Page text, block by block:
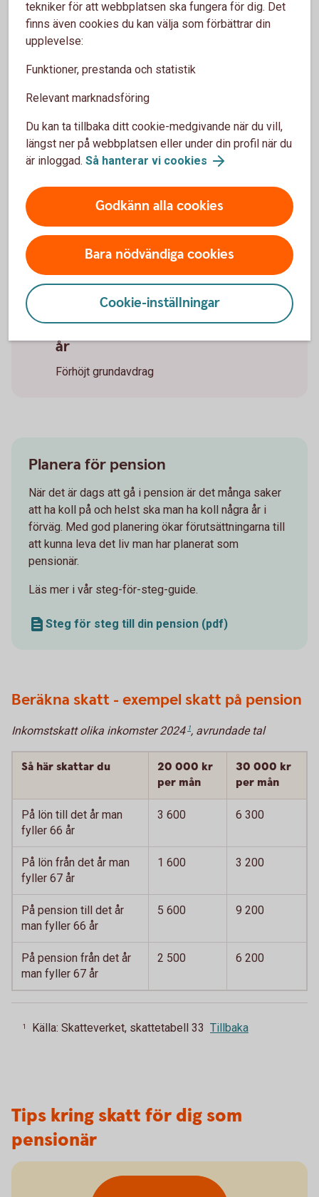
pensionsålder, säger Madelén Falkenhäll,
Swedbanks hållbarhetsekonom.
Olika typer av skatteavdrag på
pension och lön
Lön till det år man fyller 66 år
Lön från det år man fyller 67 år
Förhöjt grundavdrag, förhöjt jobbskatteavdrag
Pension till det år man fyller 66 år
Vanligt grundavdrag
Pension från det år man fyller 67
år
Förhöjt grundavdrag
Planera för pension
När det är dags att gå i pension är det många saker
att ha koll på och helst ska man ha koll några år i
förväg. Med god planering ökar förutsättningarna till
att kunna leva det liv man har planerat som
pensionär.
Läs mer i vår steg-för-steg-guide.
Steg för steg till din pension (pdf)
Beräkna skatt - exempel skatt på pension
Inkomstskatt olika inkomster 2024 1, avrundade tal
Så här skattar du
20 000 kr
per mån
30 000 kr
per mån
På lön till det år man
fyller 66 år
3 600 6 300
På lön från det år man
fyller 67 år
1 600 3 200
På pension till det år
man fyller 66 år
5 600 9 200
På pension från det år
man fyller 67 år
2 500 6 200
1 Källa: Skatteverket, skattetabell 33 Tillbaka
Tips kring skatt för dig som
pensionär
tekniker för att webbplatsen ska fungera för dig. Det
finns även cookies du kan välja som förbättrar din
upplevelse:
Funktioner, prestanda och statistik
Relevant marknadsföring
Du kan ta tillbaka ditt cookie-medgivande när du vill,
längst ner på webbplatsen eller under din profil när du
är inloggad. Så hanterar vi cookies
Godkänn alla cookies
Bara nödvändiga cookies
Cookie-inställningar